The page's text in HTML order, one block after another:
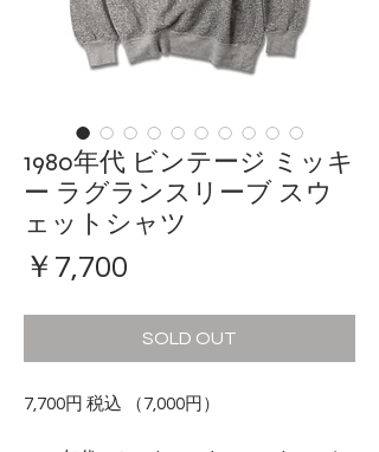
1980年代 ビンテージ ミッキ
ー ラグランスリーブ スウ
ェットシャツ
￥7,700
SOLD OUT
7,700円 税込 （7,000円）